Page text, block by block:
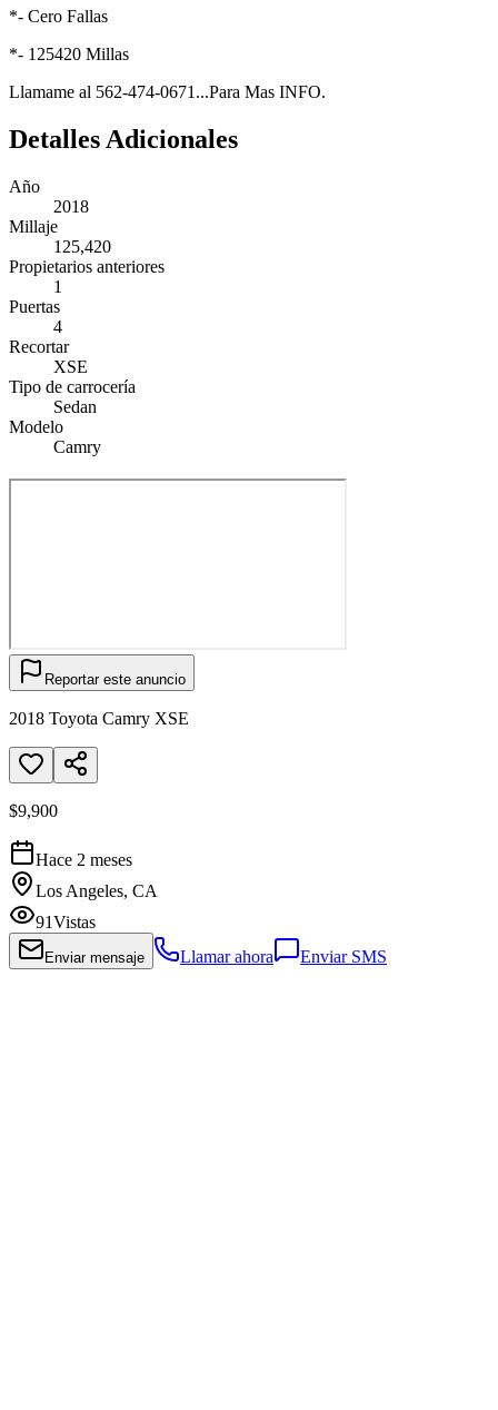
*- Cero Fallas
*- 125420 Millas
Llamame al 562-474-0671...Para Mas INFO.
Detalles Adicionales
Año
2018
Millaje
125,420
Propietarios anteriores
1
Puertas
4
Recortar
XSE
Tipo de carrocería
Sedan
Modelo
Camry
Reportar este anuncio
2018 Toyota Camry XSE
$9,900
Hace 2 meses
Los Angeles, CA
91Vistas
Enviar mensaje Llamar ahora Enviar SMS